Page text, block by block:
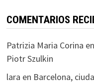
COMENTARIOS
Patrizia Maria Corina en
Piotr Szulkin
lara en Barcelona,